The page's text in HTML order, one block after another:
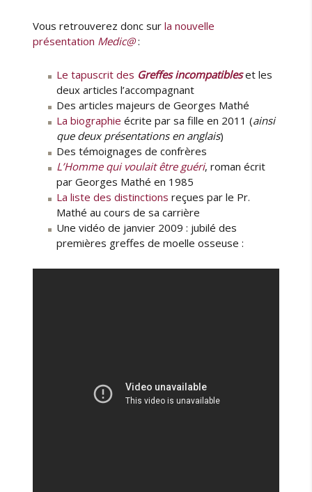
Vous retrouverez donc surla nouvelle
présentation Medic@:
Le tapuscrit des Greffes incompatibleset les
deux articles l’accompagnant
Des articles majeurs de Georges Mathé
La biographie écrite par sa fille en 2011 (ainsi
que deux présentations en anglais)
Des témoignages de confrères
L’Homme qui voulait être guéri, roman écrit
par Georges Mathé en 1985
La liste des distinctions reçues par le Pr.
Mathé au cours de sa carrière
Une vidéo de janvier 2009 : jubilé des
premières greffes de moelle osseuse :